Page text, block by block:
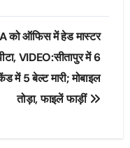
को ऑफिस में हेड मास्टर
VIDEO:सीतापुर में 6
में 5 बेल्ट मारी; मोबाइल
तोड़ा, फाइलें फाड़ीं